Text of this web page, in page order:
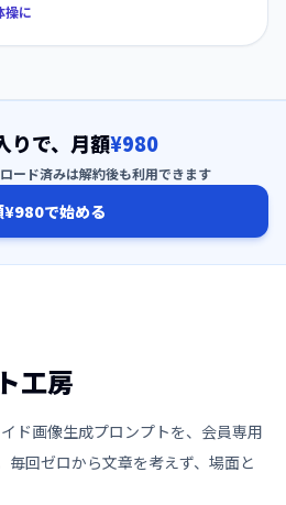
操に
りで、月額¥980
ード済みは解約後も利用できます
¥980で始める
工房
ド画像生成プロンプトを、会員専用
毎回ゼロから文章を考えず、場面と